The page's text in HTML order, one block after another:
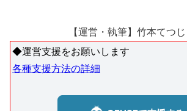
【運営・執筆】竹本てつじ
◆運営支援をお願いします
各種支援方法の詳細